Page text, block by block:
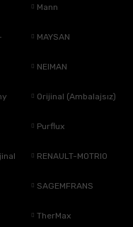
Mann
MAYSAN
NEIMAN
Orijinal (Ambalajsız)
Purflux
RENAULT-MOTRIO
SAGEMFRANS
TherMax